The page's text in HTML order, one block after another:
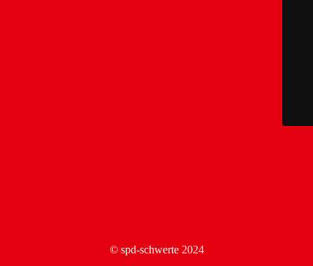
© spd-schwerte 2024